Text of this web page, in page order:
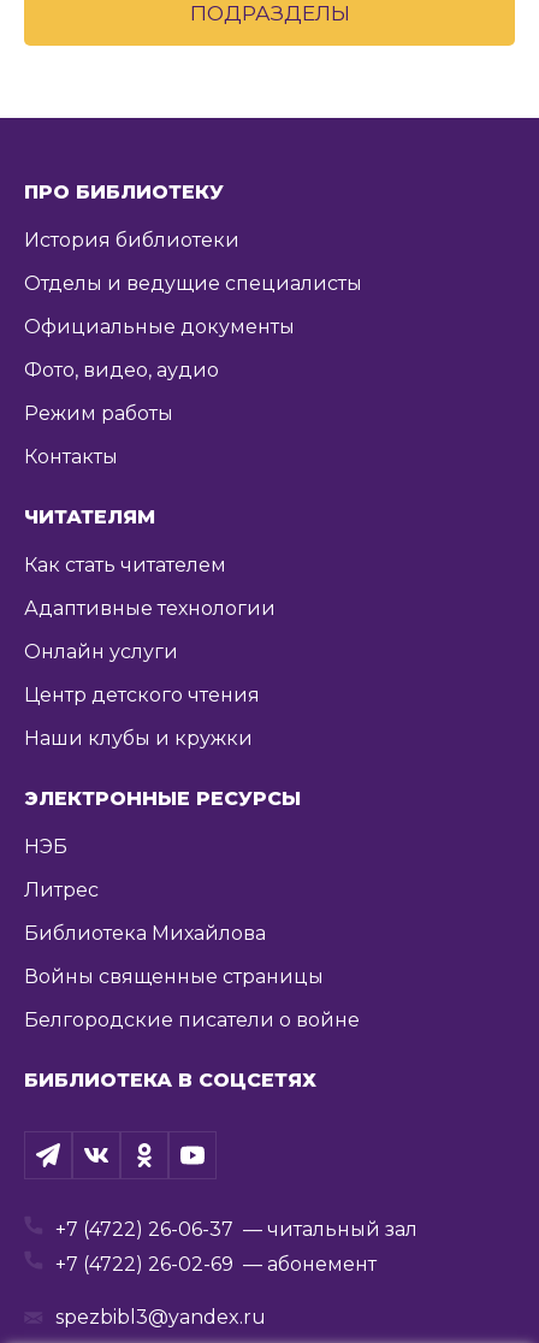
ПОДРАЗДЕЛЫ
ПРО БИБЛИОТЕКУ
История библиотеки
Отделы и ведущие специалисты
Официальные документы
Фото, видео, аудио
Режим работы
Контакты
ЧИТАТЕЛЯМ
Как стать читателем
Адаптивные технологии
Онлайн услуги
Центр детского чтения
Наши клубы и кружки
ЭЛЕКТРОННЫЕ РЕСУРСЫ
НЭБ
Литрес
Библиотека Михайлова
Войны священные страницы
Белгородские писатели о войне
БИБЛИОТЕКА В СОЦСЕТЯХ
+7 (4722) 26-06-37 — читальный зал
+7 (4722) 26-02-69 — абонемент
spezbibl3@yandex.ru